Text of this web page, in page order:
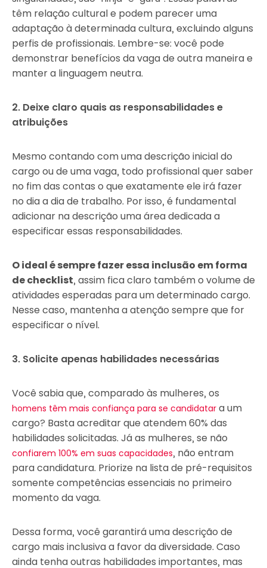
têm relação cultural e podem parecer uma
adaptação à determinada cultura, excluindo alguns
perfis de profissionais. Lembre-se: você pode
demonstrar benefícios da vaga de outra maneira e
manter a linguagem neutra.
2. Deixe claro quais as responsabilidades e
atribuições
Mesmo contando com uma descrição inicial do
cargo ou de uma vaga, todo profissional quer saber
no fim das contas o que exatamente ele irá fazer
no dia a dia de trabalho. Por isso, é fundamental
adicionar na descrição uma área dedicada a
especificar essas responsabilidades.
O ideal é sempre fazer essa inclusão em forma
de checklist, assim fica claro também o volume de
atividades esperadas para um determinado cargo.
Nesse caso, mantenha a atenção sempre que for
especificar o nível.
3. Solicite apenas habilidades necessárias
Você sabia que, comparado às mulheres, os
homens têm mais confiança para se candidatar a um
cargo? Basta acreditar que atendem 60% das
habilidades solicitadas. Já as mulheres, se não
confiarem 100% em suas capacidades, não entram
para candidatura. Priorize na lista de pré-requisitos
somente competências essenciais no primeiro
momento da vaga.
Dessa forma, você garantirá uma descrição de
cargo mais inclusiva a favor da diversidade. Caso
ainda tenha outras habilidades importantes, mas